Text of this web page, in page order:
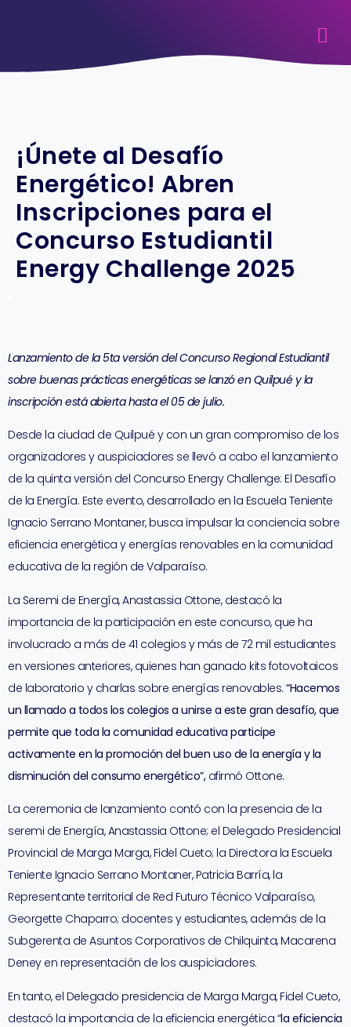
¡Únete al Desafío
Energético! Abren
Inscripciones para el
Concurso Estudiantil
Energy Challenge 2025
Lanzamiento de la 5ta versión del Concurso Regional Estudiantil
sobre buenas prácticas energéticas se lanzó en Quilpué y la
inscripción está abierta hasta el 05 de julio.
Desde la ciudad de Quilpué y con un gran compromiso de los
organizadores y auspiciadores se llevó a cabo el lanzamiento
de la quinta versión del Concurso Energy Challenge: El Desafío
de la Energía. Este evento, desarrollado en la Escuela Teniente
Ignacio Serrano Montaner, busca impulsar la conciencia sobre
eficiencia energética y energías renovables en la comunidad
educativa de la región de Valparaíso.
La Seremi de Energía, Anastassia Ottone, destacó la
importancia de la participación en este concurso, que ha
involucrado a más de 41 colegios y más de 72 mil estudiantes
en versiones anteriores, quienes han ganado kits fotovoltaicos
de laboratorio y charlas sobre energías renovables. “Hacemos
un llamado a todos los colegios a unirse a este gran desafío, que
permite que toda la comunidad educativa participe
activamente en la promoción del buen uso de la energía y la
disminución del consumo energético”, afirmó Ottone.
La ceremonia de lanzamiento contó con la presencia de la
seremi de Energía, Anastassia Ottone; el Delegado Presidencial
Provincial de Marga Marga, Fidel Cueto; la Directora la Escuela
Teniente Ignacio Serrano Montaner, Patricia Barría, la
Representante territorial de Red Futuro Técnico Valparaíso,
Georgette Chaparro; docentes y estudiantes, además de la
Subgerenta de Asuntos Corporativos de Chilquinta, Macarena
Deney en representación de los auspiciadores.
En tanto, el Delegado presidencia de Marga Marga, Fidel Cueto,
destacó la importancia de la eficiencia energética “la eficiencia